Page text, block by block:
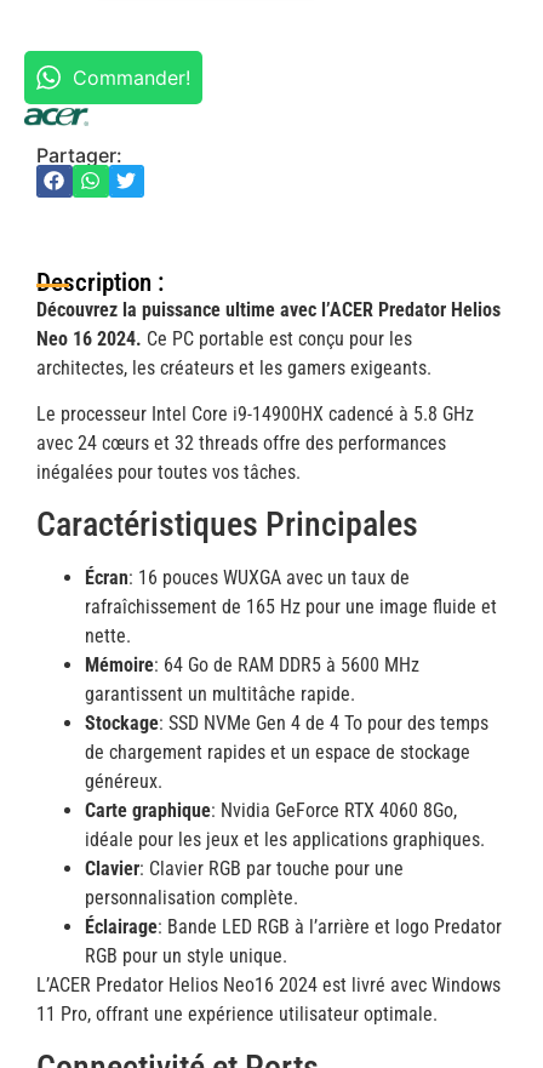
Commander!
Partager:
Description :
Découvrez la puissance ultime avec l’ACER Predator Helios
Neo 16 2024. Ce PC portable est conçu pour les
architectes, les créateurs et les gamers exigeants.
Le processeur Intel Core i9-14900HX cadencé à 5.8 GHz
avec 24 cœurs et 32 threads offre des performances
inégalées pour toutes vos tâches.
Caractéristiques Principales
Écran: 16 pouces WUXGA avec un taux de
rafraîchissement de 165 Hz pour une image fluide et
nette.
Mémoire: 64 Go de RAM DDR5 à 5600 MHz
garantissent un multitâche rapide.
Stockage: SSD NVMe Gen 4 de 4 To pour des temps
de chargement rapides et un espace de stockage
généreux.
Carte graphique: Nvidia GeForce RTX 4060 8Go,
idéale pour les jeux et les applications graphiques.
Clavier: Clavier RGB par touche pour une
personnalisation complète.
Éclairage: Bande LED RGB à l’arrière et logo Predator
RGB pour un style unique.
L’ACER Predator Helios Neo16 2024 est livré avec Windows
11 Pro, offrant une expérience utilisateur optimale.